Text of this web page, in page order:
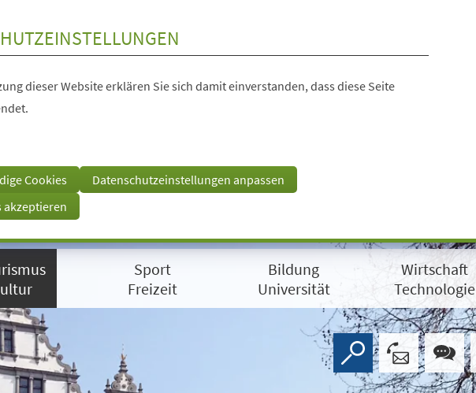
dieser Website erklären Sie sich damit einverstanden, dass diese Seite
Cookies
Datenschutzeinstellungen anpassen
akzeptieren
Sport
Freizeit
Bildung
Universität
Wirtschaft
Technologie